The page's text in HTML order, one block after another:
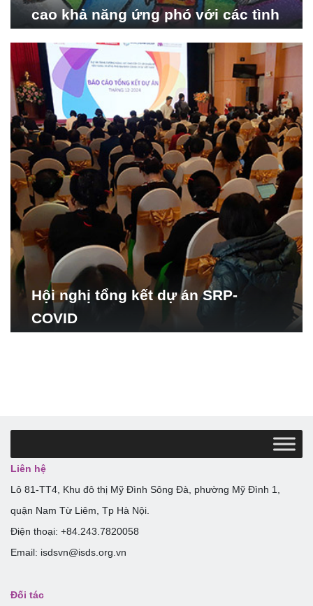
cao khả năng ứng phó với các tình
Hội nghị tổng kết dự án SRP-
COVID
Liên hệ
Lô 81-TT4, Khu đô thị Mỹ Đình Sông Đà, phường Mỹ Đình 1,
quận Nam Từ Liêm, Tp Hà Nội.
Điện thoại: +84.243.7820058
Email: isdsvn@isds.org.vn
Đối tác